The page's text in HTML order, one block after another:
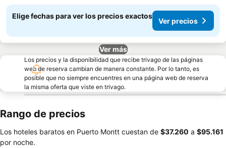
Elige fechas para ver los precios exactos
Ver precios
Ver más
Los precios y la disponibilidad que recibe trivago de las páginas
web de reserva cambian de manera constante. Por lo tanto, es
posible que no siempre encuentres en una página web de reserva
la misma oferta que viste en trivago.
Rango de precios
Los hoteles baratos en Puerto Montt cuestan de ‎$37.260 a ‎$95.161
por noche.